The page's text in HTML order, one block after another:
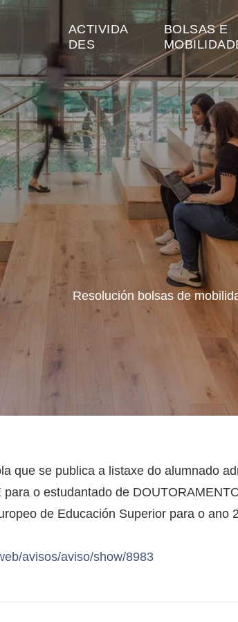
ACTIVIDA
DES
BOLSAS E
Resolución bolsas de
que se publica a listaxe do alumnado
o estudantado de
de Educación Superior para o ano
avisos/aviso/show/8983